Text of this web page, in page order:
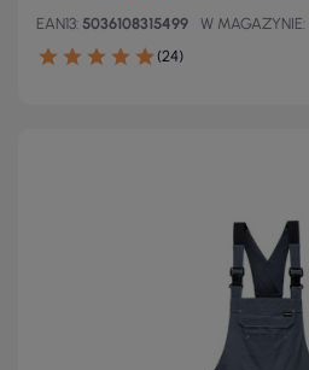
EAN13 5036108315499 W MAGAZYNIE
(24)